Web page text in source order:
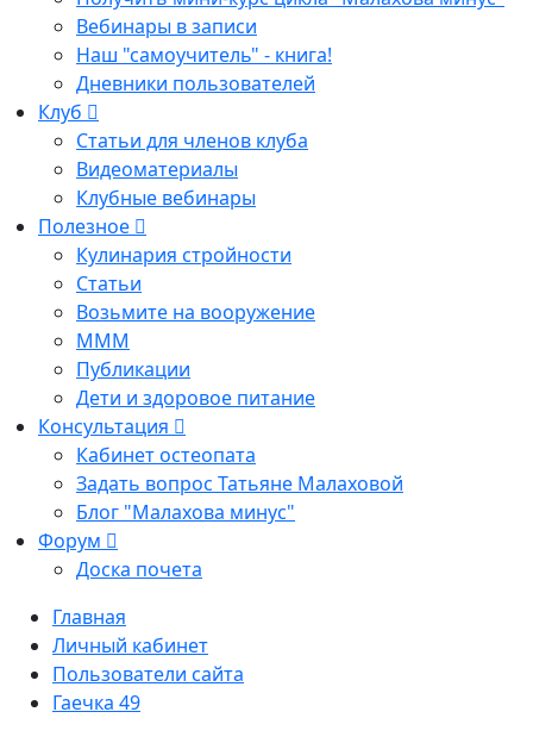
Вебинары в записи
Наш "самоучитель" - книга!
Дневники пользователей
Клуб
Статьи для членов клуба
Видеоматериалы
Клубные вебинары
Полезное
Кулинария стройности
Статьи
Возьмите на вооружение
МММ
Публикации
Дети и здоровое питание
Консультация
Кабинет остеопата
Задать вопрос Татьяне Малаховой
Блог "Малахова минус"
Форум
Доска почета
Главная
Личный кабинет
Пользователи сайта
Гаечка 49